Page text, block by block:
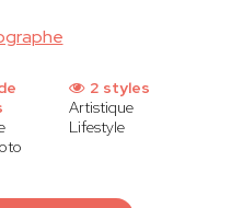
2 styles
Artistique
Lifestyle